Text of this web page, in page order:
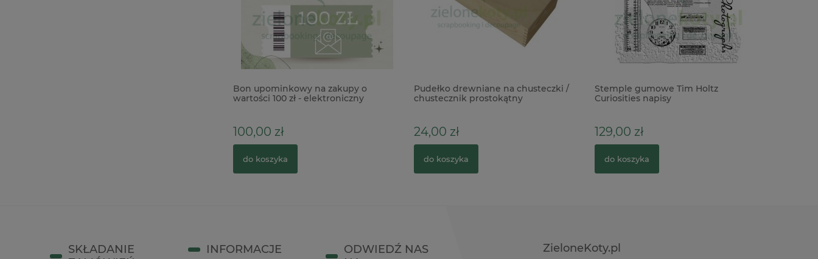
Bon upominkowy na zakupy o
wartości 100 zł - elektroniczny
100,00 zł
do koszyka
Pudełko drewniane na chusteczki /
chustecznik prostokątny
24,00 zł
do koszyka
Stemple gumowe Tim Holtz
Curiosities napisy
129,00 zł
do koszyka
ZieloneKoty.pl
SKŁADANIE
INFORMACJE
ODWIEDŹ NAS